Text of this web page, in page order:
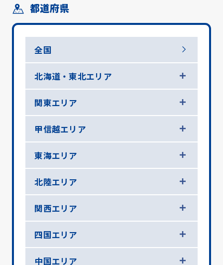
都道府県
全国
北海道・東北エリア
関東エリア
甲信越エリア
東海エリア
北陸エリア
関西エリア
四国エリア
中国エリア